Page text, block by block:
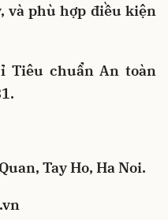
và phù hợp điều kiện
Tiêu chuẩn An toàn
Tay Ho, Ha Noi.